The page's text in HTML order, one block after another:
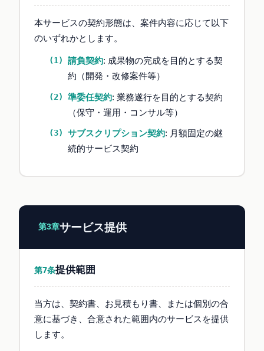
本サービスの契約形態は、案件内容に応じて以下
のいずれかとします。
請負契約: 成果物の完成を目的とする契
約（開発・改修案件等）
準委任契約: 業務遂行を目的とする契約
（保守・運用・コンサル等）
サブスクリプション契約: 月額固定の継
続的サービス契約
第3章サービス提供
第7条提供範囲
当方は、契約書、お見積もり書、または個別の合
意に基づき、合意された範囲内のサービスを提供
します。